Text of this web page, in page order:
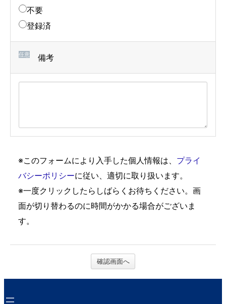
不要
登録済
任意 備考
※このフォームにより入手した個人情報は、 プライ
バシーポリシーに従い、適切に取り扱います。
※一度クリックしたらしばらくお待ちください。画
面が切り替わるのに時間がかかる場合がございま
す。
確認画面へ